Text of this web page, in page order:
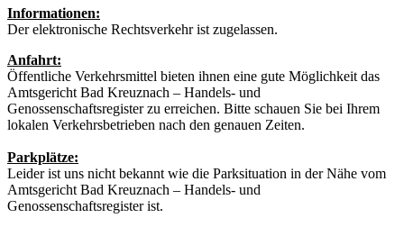
Informationen:
Der elektronische Rechtsverkehr ist zugelassen.
Anfahrt:
Öffentliche Verkehrsmittel bieten ihnen eine gute Möglichkeit das
Amtsgericht Bad Kreuznach – Handels- und
Genossenschaftsregister zu erreichen. Bitte schauen Sie bei Ihrem
lokalen Verkehrsbetrieben nach den genauen Zeiten.
Parkplätze:
Leider ist uns nicht bekannt wie die Parksituation in der Nähe vom
Amtsgericht Bad Kreuznach – Handels- und
Genossenschaftsregister ist.